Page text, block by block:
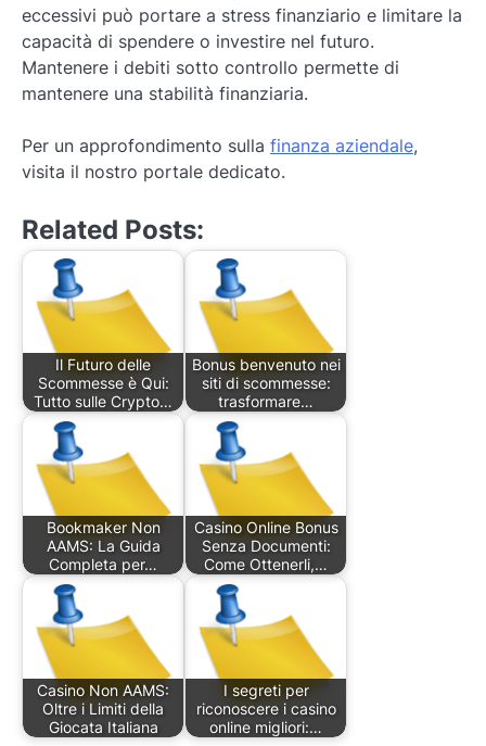
eccessivi può portare a stress finanziario e limitare la
capacità di spendere o investire nel futuro.
Mantenere i debiti sotto controllo permette di
mantenere una stabilità finanziaria.
Per un approfondimento sulla finanza aziendale,
visita il nostro portale dedicato.
Related Posts:
Il Futuro delle
Scommesse è Qui:
Tutto sulle Crypto…
Bonus benvenuto nei
siti di scommesse:
trasformare…
Bookmaker Non
AAMS: La Guida
Completa per…
Casino Online Bonus
Senza Documenti:
Come Ottenerli,…
Casino Non AAMS:
Oltre i Limiti della
Giocata Italiana
I segreti per
riconoscere i casino
online migliori:…